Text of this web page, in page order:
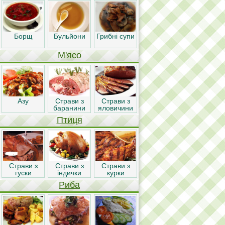
Борщ Бульйони Грибні супи
М'ясо
Азу
Страви з
баранини
Страви з
яловичини
Птиця
Страви з
гуски
Страви з
індички
Страви з
курки
Риба